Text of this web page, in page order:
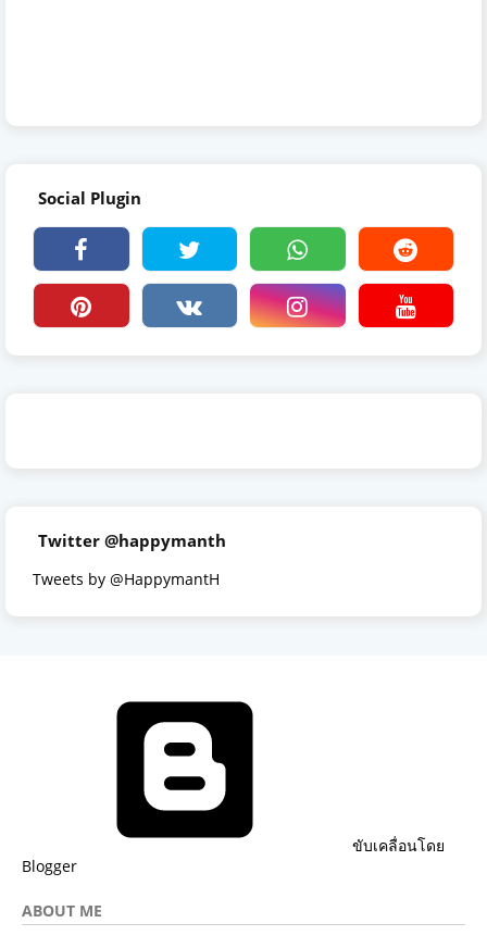
Social Plugin
Twitter @happymanth
Tweets by @HappymantH
ขับเคลื่อนโดย
Blogger
ABOUT ME